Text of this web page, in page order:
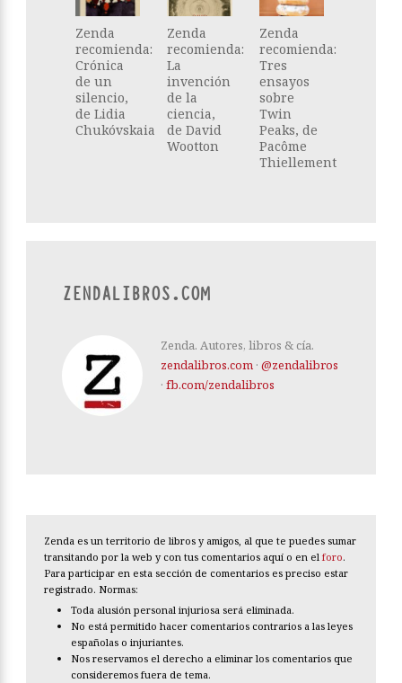
Zenda
recomienda:
Crónica
de un
silencio,
de Lidia
Chukóvskaia
Zenda
recomienda:
La
invención
de la
ciencia,
de David
Wootton
Zenda
recomienda:
Tres
ensayos
sobre
Twin
Peaks, de
Pacôme
Thiellement
ZENDALIBROS.COM
Zenda. Autores, libros & cía.
zendalibros.com · @zendalibros
· fb.com/zendalibros
Zenda es un territorio de libros y amigos, al que te puedes sumar
transitando por la web y con tus comentarios aquí o en el foro.
Para participar en esta sección de comentarios es preciso estar
registrado. Normas:
Toda alusión personal injuriosa será eliminada.
No está permitido hacer comentarios contrarios a las leyes
españolas o injuriantes.
Nos reservamos el derecho a eliminar los comentarios que
consideremos fuera de tema.